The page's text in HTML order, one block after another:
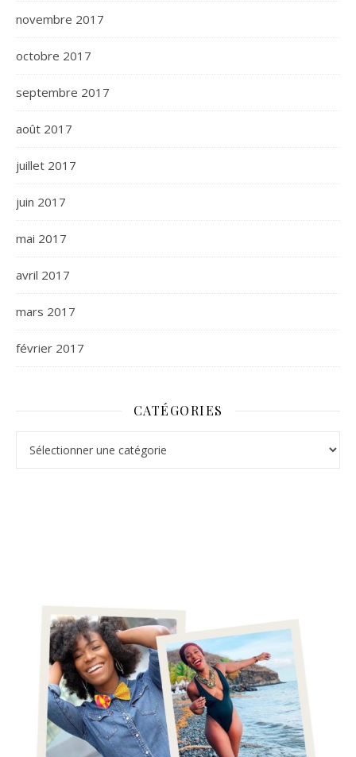
novembre 2017
octobre 2017
septembre 2017
août 2017
juillet 2017
juin 2017
mai 2017
avril 2017
mars 2017
février 2017
CATÉGORIES